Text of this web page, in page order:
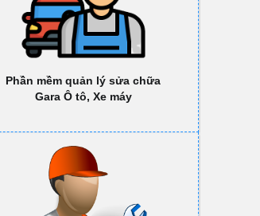
Phần mềm quản lý sửa chữa
Gara Ô tô, Xe máy